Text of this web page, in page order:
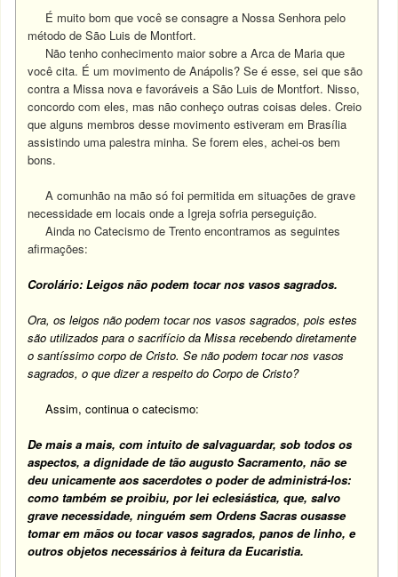
É muito bom que você se consagre a Nossa Senhora pelo
método de São Luis de Montfort.
Não tenho conhecimento maior sobre a Arca de Maria que
você cita. É um movimento de Anápolis? Se é esse, sei que são
contra a Missa nova e favoráveis a São Luis de Montfort. Nisso,
concordo com eles, mas não conheço outras coisas deles. Creio
que alguns membros desse movimento estiveram em Brasília
assistindo uma palestra minha. Se forem eles, achei-os bem
bons.
A comunhão na mão só foi permitida em situações de grave
necessidade em locais onde a Igreja sofria perseguição.
Ainda no Catecismo de Trento encontramos as seguintes
afirmações:
Corolário: Leigos não podem tocar nos vasos sagrados.
Ora, os leigos não podem tocar nos vasos sagrados, pois estes
são utilizados para o sacrifício da Missa recebendo diretamente
o santíssimo corpo de Cristo. Se não podem tocar nos vasos
sagrados, o que dizer a respeito do Corpo de Cristo?
Assim, continua o catecismo:
De mais a mais, com intuito de salvaguardar, sob todos os
aspectos, a dignidade de tão augusto Sacramento, não se
deu unicamente aos sacerdotes o poder de administrá-los:
como também se proibiu, por lei eclesiástica, que, salvo
grave necessidade, ninguém sem Ordens Sacras ousasse
tomar em mãos ou tocar vasos sagrados, panos de linho, e
outros objetos necessários à feitura da Eucaristia.